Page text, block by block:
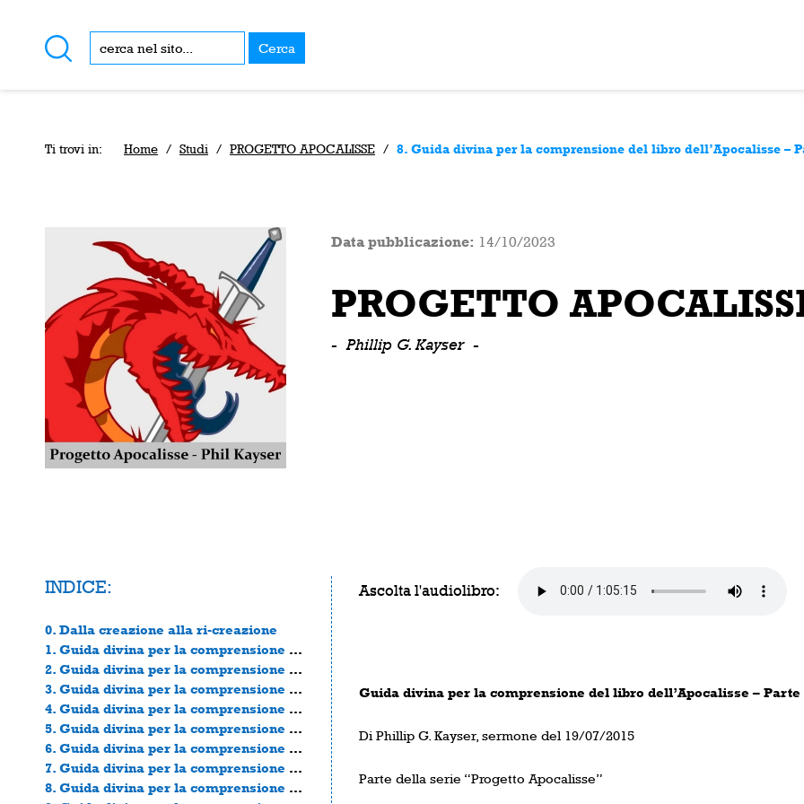
Cerca
Ti trovi in: Home / Studi / PROGETTO APOCALISSE / 8. Guida divina per la comprensione del libro dell’Apocalisse –
Data pubblicazione: 14/10/2023
PROGETTO
- Phillip G. Kayser -
INDICE:
0. Dalla creazione alla ri-creazione
1. Guida divina per la comprensione del libro dell’Apocalisse – Parte 1
2. Guida divina per la comprensione del libro dell’Apocalisse – Parte 2
3. Guida divina per la comprensione del libro dell’Apocalisse – Parte 3
4. Guida divina per la comprensione del libro dell’Apocalisse – Parte 4
5. Guida divina per la comprensione del libro dell’Apocalisse – Parte 5
6. Guida divina per la comprensione del libro dell’Apocalisse – Parte 6
7. Guida divina per la comprensione del libro dell’Apocalisse – Parte 7
8. Guida divina per la comprensione del libro dell’Apocalisse – Parte 8
Ascolta l'audiolibro:
Guida divina per la comprensione del libro dell’Apocalisse – Parte
Di Phillip G. Kayser, sermone del 19/07/2015
Parte della serie “Progetto Apocalisse”